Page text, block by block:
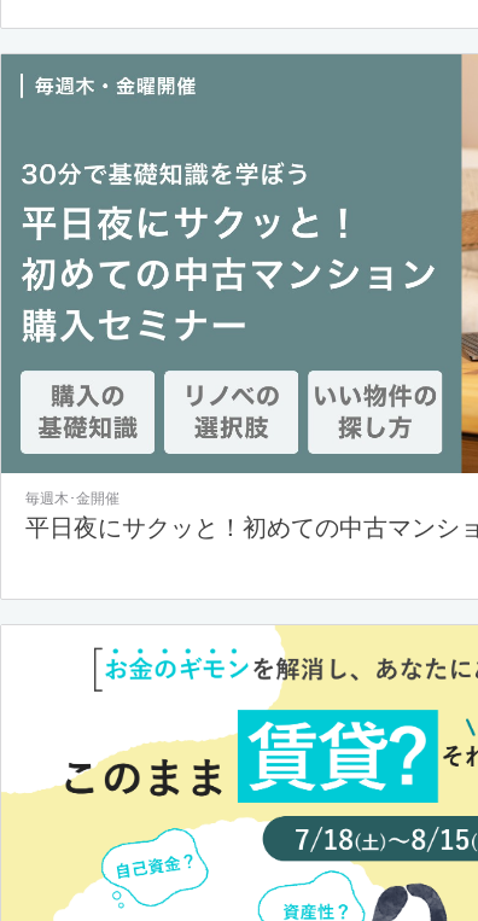
毎週木･金開催
平日夜にサクッと！初めての中古マンシ